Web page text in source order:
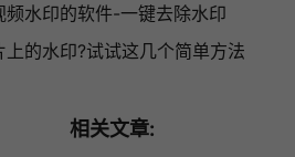
频水印的软件-一键去除水印
上的水印?试试这几个简单方法
相关文章: